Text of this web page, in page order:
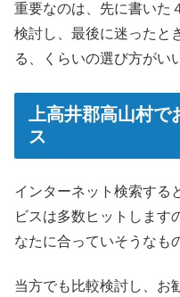
重要なのは、先に書いた
検討し、最後に迷ったと
る、くらいの選び方がい
上高井郡高山村で
ス
インターネット検索する
ビスは多数ヒットします
なたに合っていそうなも
当方でも比較検討し、お